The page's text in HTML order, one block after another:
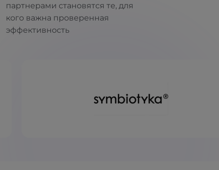
партнерами становятся те, для
кого важна проверенная
эффективность